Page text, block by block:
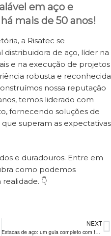
em aço e
mais de 50 anos!
a Risatec se
de aço, líder na
e na execução de projetos
robusta e reconhecida
nossa reputação
temos liderado com
fornecendo soluções de
superam as expectativas
e duradouros. Entre em
como podemos
👇
NEXT
Estacas de aço: um guia completo com tudo que você precisa saber sobre esse elemento estrutural